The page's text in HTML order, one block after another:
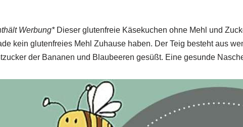
Werbung*Dieser glutenfreie Käsekuchen ohne Mehl und
kein glutenfreies Mehl Zuhause haben. Der Teig besteht aus
der Bananen und Blaubeeren gesüßt. Eine gesunde